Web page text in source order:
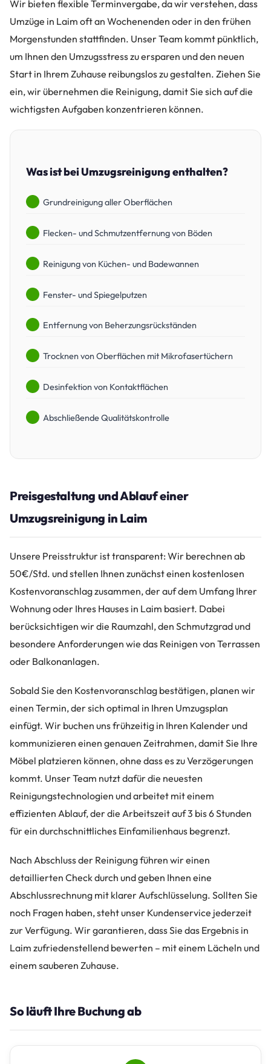
Wir bieten flexible Terminvergabe, da wir verstehen, dass
Umzüge in Laim oft an Wochenenden oder in den frühen
Morgenstunden stattfinden. Unser Team kommt pünktlich,
um Ihnen den Umzugsstress zu ersparen und den neuen
Start in Ihrem Zuhause reibungslos zu gestalten. Ziehen Sie
ein, wir übernehmen die Reinigung, damit Sie sich auf die
wichtigsten Aufgaben konzentrieren können.
Was ist bei Umzugsreinigung enthalten?
Grundreinigung aller Oberflächen
Flecken- und Schmutzentfernung von Böden
Reinigung von Küchen- und Badewannen
Fenster- und Spiegelputzen
Entfernung von Beherzungsrückständen
Trocknen von Oberflächen mit Mikrofasertüchern
Desinfektion von Kontaktflächen
Abschließende Qualitätskontrolle
Preisgestaltung und Ablauf einer
Umzugsreinigung in Laim
Unsere Preisstruktur ist transparent: Wir berechnen ab
50€/Std. und stellen Ihnen zunächst einen kostenlosen
Kostenvoranschlag zusammen, der auf dem Umfang Ihrer
Wohnung oder Ihres Hauses in Laim basiert. Dabei
berücksichtigen wir die Raumzahl, den Schmutzgrad und
besondere Anforderungen wie das Reinigen von Terrassen
oder Balkonanlagen.
Sobald Sie den Kostenvoranschlag bestätigen, planen wir
einen Termin, der sich optimal in Ihren Umzugsplan
einfügt. Wir buchen uns frühzeitig in Ihren Kalender und
kommunizieren einen genauen Zeitrahmen, damit Sie Ihre
Möbel platzieren können, ohne dass es zu Verzögerungen
kommt. Unser Team nutzt dafür die neuesten
Reinigungstechnologien und arbeitet mit einem
effizienten Ablauf, der die Arbeitszeit auf 3 bis 6 Stunden
für ein durchschnittliches Einfamilienhaus begrenzt.
Nach Abschluss der Reinigung führen wir einen
detaillierten Check durch und geben Ihnen eine
Abschlussrechnung mit klarer Aufschlüsselung. Sollten Sie
noch Fragen haben, steht unser Kundenservice jederzeit
zur Verfügung. Wir garantieren, dass Sie das Ergebnis in
Laim zufriedenstellend bewerten – mit einem Lächeln und
einem sauberen Zuhause.
So läuft Ihre Buchung ab